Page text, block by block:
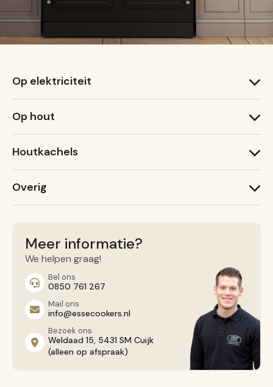
Op elektriciteit
1000 X
Op hout
Ironheart
Houtkachels
ESSE 775 B
Overig
Contact opnemen
Algemene voorwaarden
Privacy Beleid
Meer informatie?
We helpen graag!
Bel ons
0850 761 267
Mail ons
info@essecookers.nl
Bezoek ons
Weldaad 15, 5431 SM Cuijk
(alleen op afspraak)